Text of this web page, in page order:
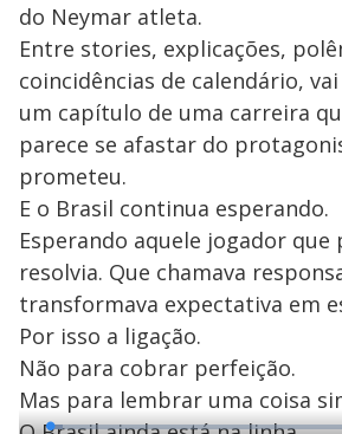
do Neymar atleta.
Entre stories, explicações,
coincidências de calendário,
um capítulo de uma carreira
parece se afastar do
prometeu.
E o Brasil continua esperando.
Esperando aquele jogador que
resolvia. Que chamava
transformava expectativa em
Por isso a ligação.
Não para cobrar perfeição.
Mas para lembrar uma coisa
L